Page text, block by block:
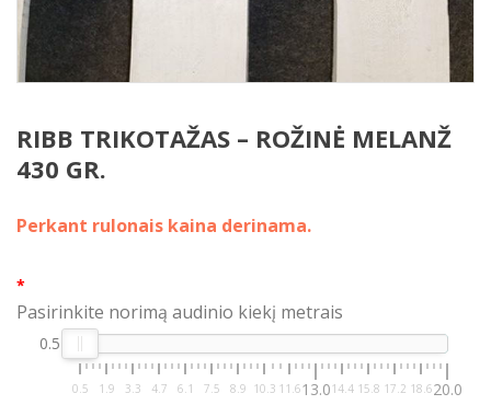
RIBB TRIKOTAŽAS – ROŽINĖ MELANŽ
430 GR.
Perkant rulonais kaina derinama.
*
Pasirinkite norimą audinio kiekį metrais
0.5 1.9 3.3 4.7 6.1 7.5 8.9 10.3 11.613.0 14.4 15.8 17.2 18.620.0
0.5